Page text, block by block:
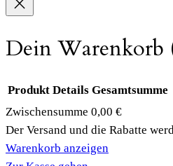
Dein Warenkorb
Produkte
im
Produkt Details Gesamtsumme
Zwischensumme 0,00 €
Der Versand und die Rabatte
Warenkorb anzeigen